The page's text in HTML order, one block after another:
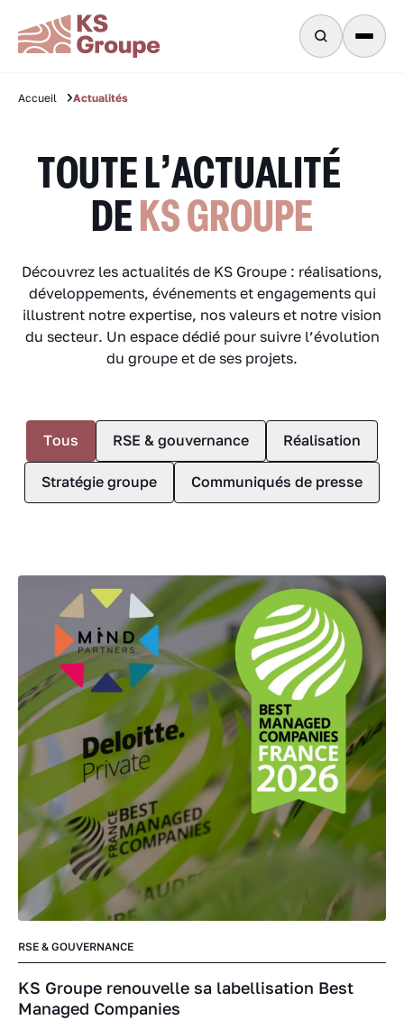
Accueil Actualités
TOUTE L’ACTUALITÉ
DEKS GROUPE
Découvrez les actualités de KS Groupe : réalisations,
développements, événements et engagements qui
illustrent notre expertise, nos valeurs et notre vision
du secteur. Un espace dédié pour suivre l’évolution
du groupe et de ses projets.
Tous RSE & gouvernance Réalisation
Stratégie groupe Communiqués de presse
RSE & GOUVERNANCE
KS Groupe renouvelle sa labellisation Best
Managed Companies